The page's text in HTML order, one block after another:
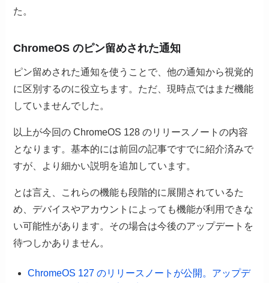
た。
ChromeOS のピン留めされた通知
ピン留めされた通知を使うことで、他の通知から視覚的
に区別するのに役立ちます。ただ、現時点ではまだ機能
していませんでした。
以上が今回の ChromeOS 128 のリリースノートの内容
となります。基本的には前回の記事ですでに紹介済みで
すが、より細かい説明を追加しています。
とは言え、これらの機能も段階的に展開されているた
め、デバイスやアカウントによっても機能が利用できな
い可能性があります。その場合は今後のアップデートを
待つしかありません。
ChromeOS 127 のリリースノートが公開。アップデ